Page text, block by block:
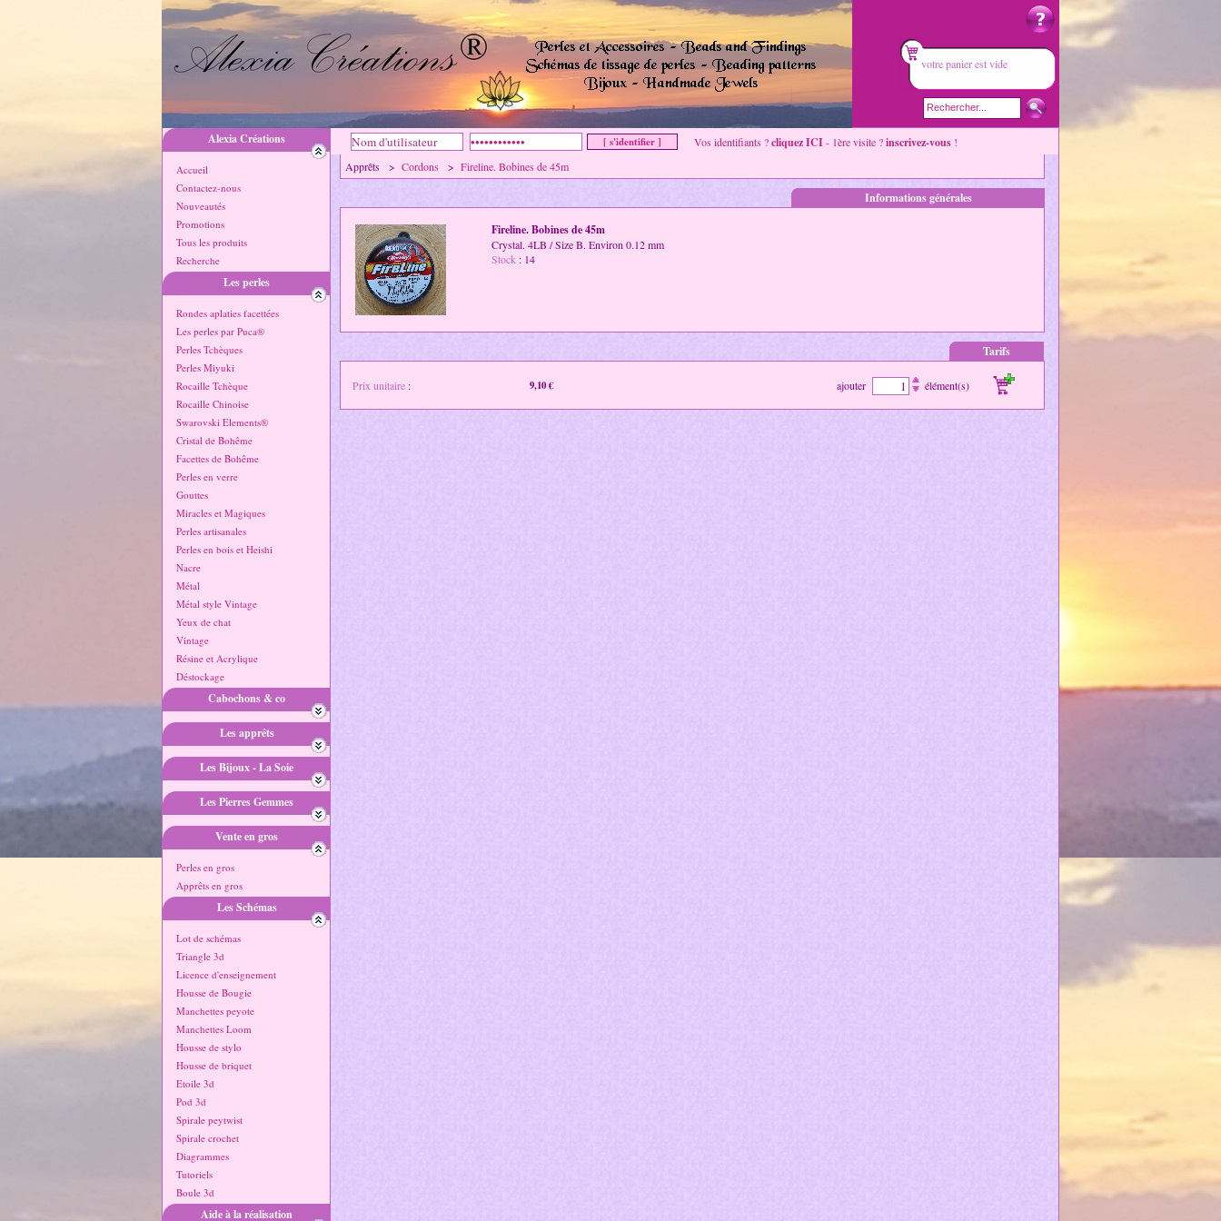
votre panier est vide
Alexia Créations
Accueil
Contactez-nous
Nouveautés
Promotions
Tous les produits
Recherche
Les perles
Rondes aplaties facettées
Les perles par Puca®
Perles Tchèques
Perles Miyuki
Rocaille Tchèque
Rocaille Chinoise
Swarovski Elements®
Cristal de Bohême
Facettes de Bohême
Perles en verre
Gouttes
Miracles et Magiques
Perles artisanales
Perles en bois et Heishi
Nacre
Métal
Métal style Vintage
Yeux de chat
Vintage
Résine et Acrylique
Déstockage
Cabochons & co
Les apprêts
Les Bijoux - La Soie
Les Pierres Gemmes
Vente en gros
Perles en gros
Apprêts en gros
Les Schémas
Lot de schémas
Triangle 3d
Licence d'enseignement
Housse de Bougie
Manchettes peyote
Manchettes Loom
Housse de stylo
Housse de briquet
Etoile 3d
Pod 3d
Spirale peytwist
Spirale crochet
Diagrammes
Tutoriels
Boule 3d
Aide à la réalisation
Vos identifiants ?cliquez ICI- 1ère visite ?inscrivez-vous !
Apprêts > Cordons > Fireline. Bobines de 45m
Informations générales
Fireline. Bobines de 45m
Crystal. 4LB / Size B. Environ 0.12 mm
Stock : 14
Tarifs
Prix unitaire : 9,10 € ajouter élément(s)